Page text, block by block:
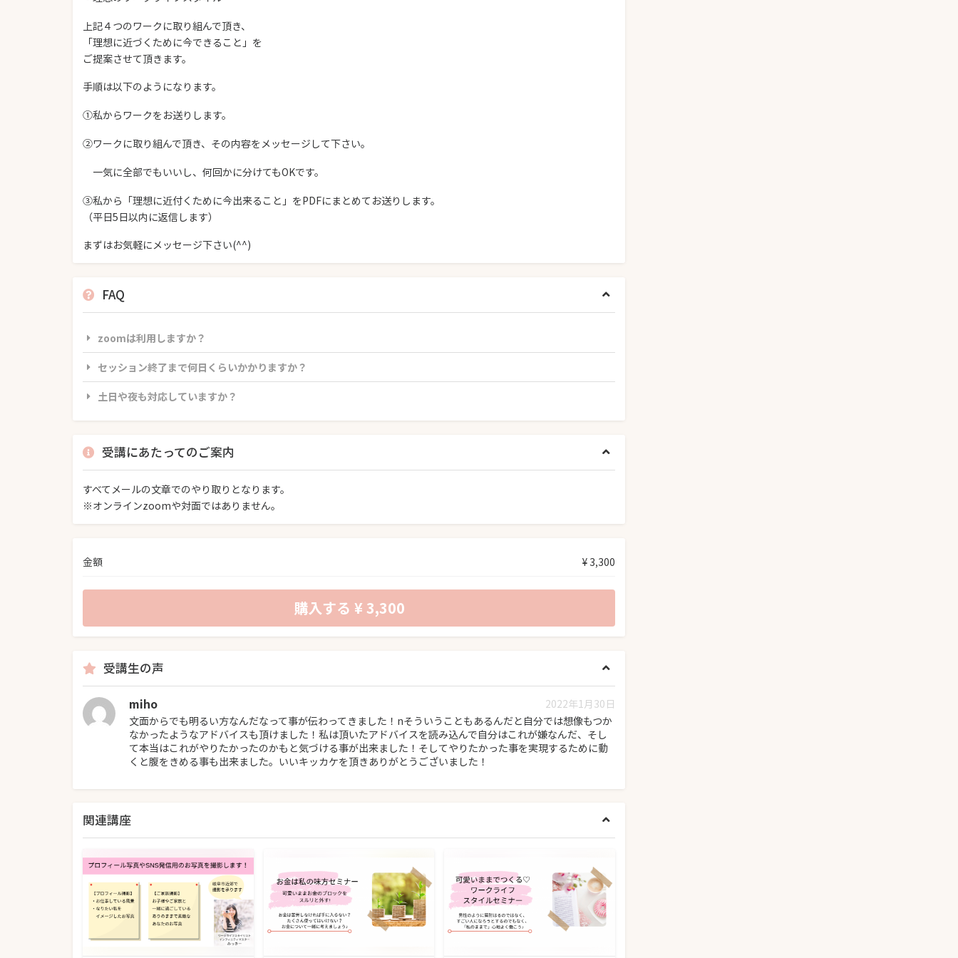
上記４つのワークに取り組んで頂き、
「理想に近づくために今できること」を
ご提案させて頂きます。
手順は以下のようになります。
①私からワークをお送りします。
②ワークに取り組んで頂き、その内容をメッセージして下さい。
一気に全部でもいいし、何回かに分けてもOKです。
③私から「理想に近付くために今出来ること」をPDFにまとめてお送りします。
（平日5日以内に返信します）
まずはお気軽にメッセージ下さい(^^)
FAQ
zoomは利用しますか？
セッション終了まで何日くらいかかりますか？
土日や夜も対応していますか？
受講にあたってのご案内
すべてメールの文章でのやり取りとなります。
※オンラインzoomや対面ではありません。
金額 ¥ 3,300
購入する ¥ 3,300
受講生の声
miho
2022年1月30日
文面からでも明るい方なんだなって事が伝わってきました！nそういうこともあるんだと自分では想像もつか
なかったようなアドバイスも頂けました！私は頂いたアドバイスを読み込んで自分はこれが嫌なんだ、そし
て本当はこれがやりたかったのかもと気づける事が出来ました！そしてやりたかった事を実現するために動
くと腹をきめる事も出来ました。いいキッカケを頂きありがとうございました！
関連講座